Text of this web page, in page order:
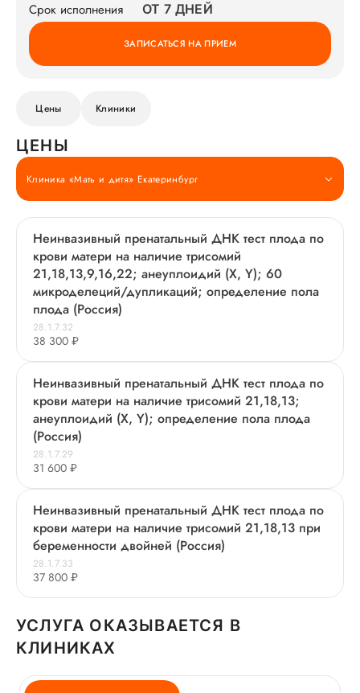
Срок исполнения
ОТ 7 ДНЕЙ
ЗАПИСАТЬСЯ НА ПРИЕМ
Цены Клиники
ЦЕНЫ
Клиника «Мать и дитя» Екатеринбург
Неинвазивный пренатальный ДНК тест плода по
крови матери на наличие трисомий
21,18,13,9,16,22; анеуплоидий (X, Y); 60
микроделеций/дупликаций; определение пола
плода (Россия)
28.1.7.32
38 300 ₽
Неинвазивный пренатальный ДНК тест плода по
крови матери на наличие трисомий 21,18,13;
анеуплоидий (X, Y); определение пола плода
(Россия)
28.1.7.29
31 600 ₽
Неинвазивный пренатальный ДНК тест плода по
крови матери на наличие трисомий 21,18,13 при
беременности двойней (Россия)
28.1.7.33
37 800 ₽
УСЛУГА ОКАЗЫВАЕТСЯ В
КЛИНИКАХ